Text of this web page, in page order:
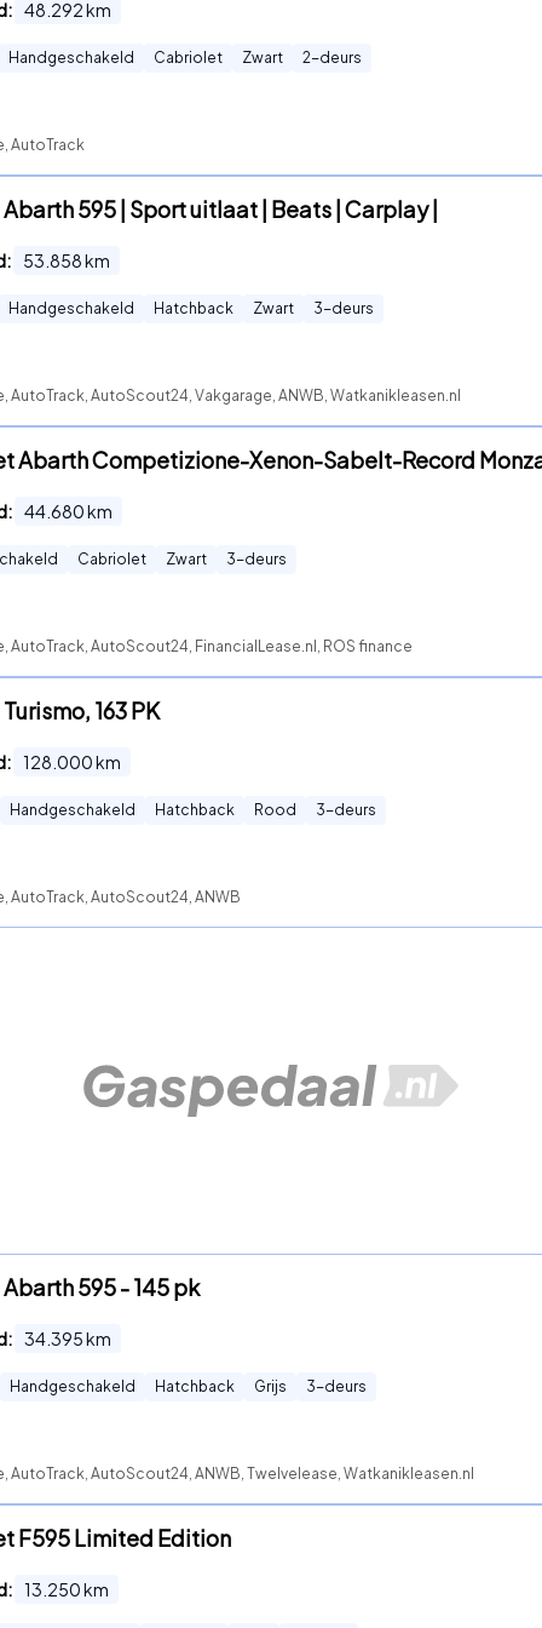
48.292km
Handgeschakeld Cabriolet Zwart 2-deurs
AutoTrack
595 | Sport uitlaat | Beats | Carplay |
53.858km
Handgeschakeld Hatchback Zwart 3-deurs
AutoScout24, Vakgarage, ANWB, Watkanikleasen.nl
Abarth Competizione-Xenon-Sabelt-Record
44.680km
Cabriolet Zwart 3-deurs
AutoScout24, FinancialLease.nl, ROS finance
163 PK
128.000km
Handgeschakeld Hatchback Rood 3-deurs
AutoTrack, AutoScout24, ANWB
595 - 145 pk
34.395km
Handgeschakeld Hatchback Grijs 3-deurs
AutoScout24, ANWB, Twelvelease, Watkanikleasen.nl
F595 Limited Edition
13.250km